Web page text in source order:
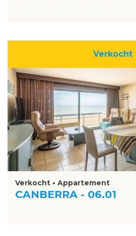
Verkocht
Verkocht • Appartement
CANBERRA - 06.01